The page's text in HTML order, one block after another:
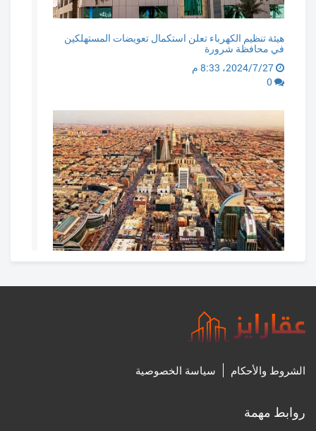
هيئة تنظيم الكهرباء تعلن استكمال تعويضات المستهلكين
في محافظة شرورة
غدا.. بدء التسجيل العقاري لـ 113,541 قطعة عقارية في 11
27‏/7‏/2024، 8:31 م
0
الشروط والأحكام سياسة الخصوصية
روابط مهمة